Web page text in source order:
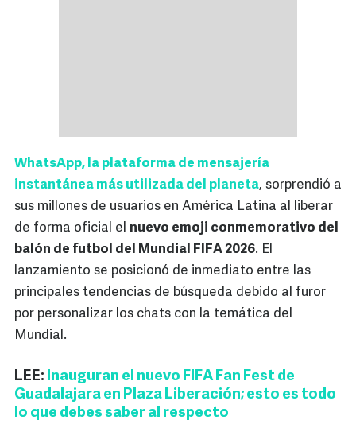
WhatsApp, la plataforma de mensajería
instantánea más utilizada del planeta, sorprendió a
sus millones de usuarios en América Latina al liberar
de forma oficial el nuevo emoji conmemorativo del
balón de futbol del Mundial FIFA 2026. El
lanzamiento se posicionó de inmediato entre las
principales tendencias de búsqueda debido al furor
por personalizar los chats con la temática del
Mundial.
LEE: Inauguran el nuevo FIFA Fan Fest de
Guadalajara en Plaza Liberación; esto es todo
lo que debes saber al respecto